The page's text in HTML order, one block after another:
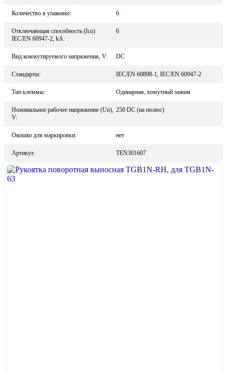
Количество в упаковке: 6
Отключающая способность (Icu)
IEC/EN 60947-2, kA:
6
Вид коммутируемого напряжения, V: DC
Стандарты: IEC/EN 60898-1, IEC/EN 60947-2
Тип клеммы: Одинарная, хомутный зажим
Номинальное рабочее напряжение (Un),
V:
250 DC (на полюс)
Окошко для маркировки: нет
Артикул: TEN301607